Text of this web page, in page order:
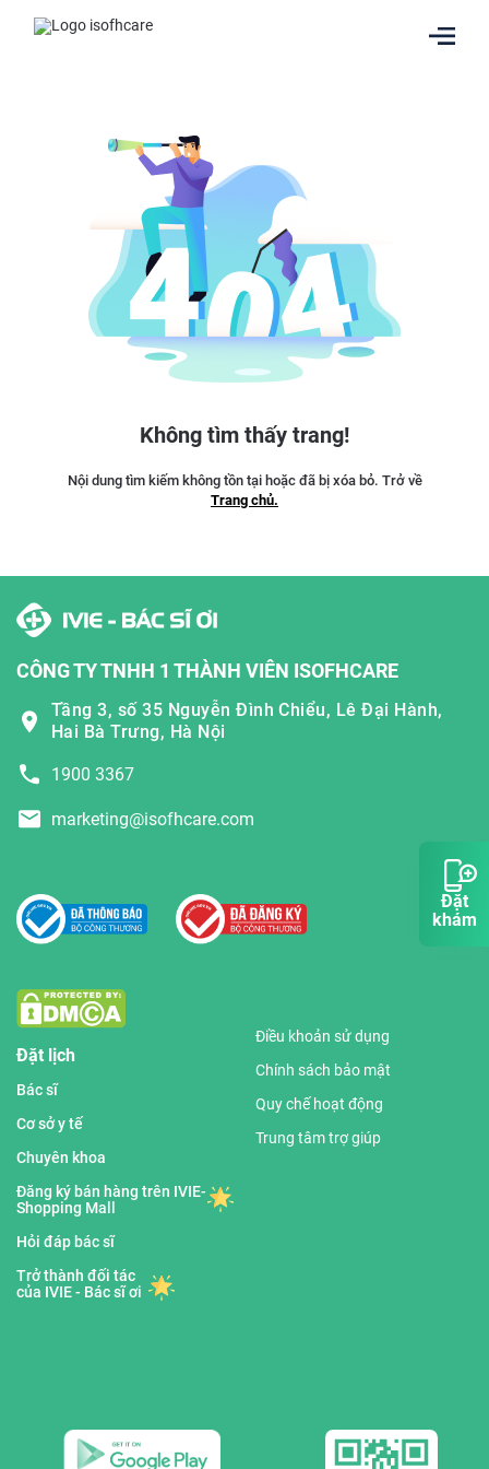
Đặt
khám
Không tìm thấy trang!
Nội dung tìm kiếm không tồn tại hoặc đã bị xóa bỏ. Trở về
Trang chủ.
CÔNG TY TNHH 1 THÀNH VIÊN ISOFHCARE
Tầng 3, số 35 Nguyễn Đình Chiểu, Lê Đại Hành,
Hai Bà Trưng, Hà Nội
1900 3367
marketing@isofhcare.com
Đặt lịch
Bác sĩ
Cơ sở y tế
Chuyên khoa
Đăng ký bán hàng trên IVIE-
Shopping Mall
Hỏi đáp bác sĩ
Trở thành đối tác
của IVIE - Bác sĩ ơi
Điều khoản sử dụng
Chính sách bảo mật
Quy chế hoạt động
Trung tâm trợ giúp